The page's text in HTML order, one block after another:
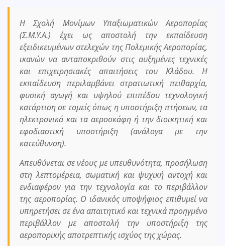
Η Σχολή Μονίμων Υπαξιωματικών Αεροπορίας
(Σ.Μ.Υ.Α.) έχει ως αποστολή την εκπαίδευση
εξειδικευμένων στελεχών της Πολεμικής Αεροπορίας,
ικανών να ανταποκριθούν στις αυξημένες τεχνικές
και επιχειρησιακές απαιτήσεις του Κλάδου. Η
εκπαίδευση περιλαμβάνει στρατιωτική πειθαρχία,
φυσική αγωγή και υψηλού επιπέδου τεχνολογική
κατάρτιση σε τομείς όπως η υποστήριξη πτήσεων, τα
ηλεκτρονικά και τα αεροσκάφη ή την διοικητική και
εφοδιαστική υποστήριξη (ανάλογα με την
κατεύθυνση).
Απευθύνεται σε νέους με υπευθυνότητα, προσήλωση
στη λεπτομέρεια, σωματική και ψυχική αντοχή και
ενδιαφέρον για την τεχνολογία και το περιβάλλον
της αεροπορίας. Ο ιδανικός υποψήφιος επιθυμεί να
υπηρετήσει σε ένα απαιτητικό και τεχνικά προηγμένο
περιβάλλον με αποστολή την υποστήριξη της
αεροπορικής αποτρεπτικής ισχύος της χώρας.